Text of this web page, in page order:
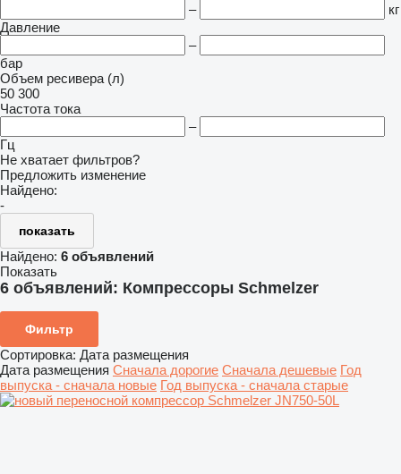
–
кг
Давление
–
бар
Объем ресивера (л)
50 300
Частота тока
–
Гц
Не хватает фильтров?
Предложить изменение
Найдено:
-
показать
Найдено: 6 объявлений
Показать
6 объявлений: Компрессоры Schmelzer
Фильтр
Сортировка: Дата размещения
Дата размещения Сначала дорогие Сначала дешевые Год
выпуска - сначала новые Год выпуска - сначала старые